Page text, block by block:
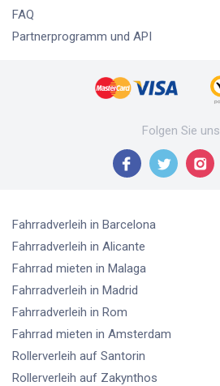
FAQ
Partnerprogramm und API
Folgen Sie uns
Fahrradverleih in Barcelona
Fahrradverleih in Alicante
Fahrrad mieten in Malaga
Fahrradverleih in Madrid
Fahrradverleih in Rom
Fahrrad mieten in Amsterdam
Rollerverleih auf Santorin
Rollerverleih auf Zakynthos